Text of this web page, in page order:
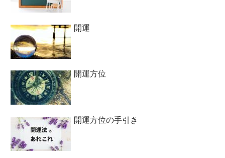
開運
開運方位
開運方位の手引き